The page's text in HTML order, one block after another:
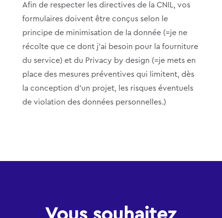
Afin de respecter les directives de la CNIL, vos
formulaires doivent être conçus selon le
principe de minimisation de la donnée (=je ne
récolte que ce dont j’ai besoin pour la fourniture
du service) et du Privacy by design (=je mets en
place des mesures préventives qui limitent, dès
la conception d’un projet, les risques éventuels
de violation des données personnelles.)